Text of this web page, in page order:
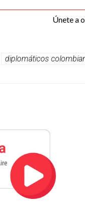
Únete a
diplomáticos